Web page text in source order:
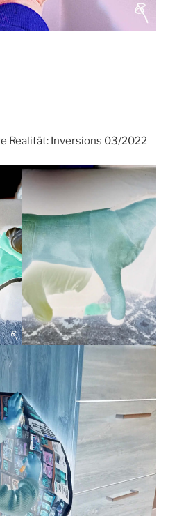
Realität: Inversions 03/2022